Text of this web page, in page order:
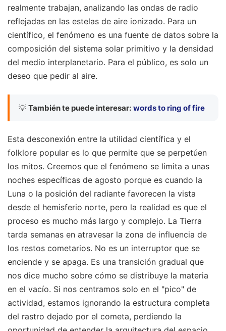
realmente trabajan, analizando las ondas de radio
reflejadas en las estelas de aire ionizado. Para un
científico, el fenómeno es una fuente de datos sobre la
composición del sistema solar primitivo y la densidad
del medio interplanetario. Para el público, es solo un
deseo que pedir al aire.
💡 También te puede interesar: words to ring of fire
Esta desconexión entre la utilidad científica y el
folklore popular es lo que permite que se perpetúen
los mitos. Creemos que el fenómeno se limita a unas
noches específicas de agosto porque es cuando la
Luna o la posición del radiante favorecen la vista
desde el hemisferio norte, pero la realidad es que el
proceso es mucho más largo y complejo. La Tierra
tarda semanas en atravesar la zona de influencia de
los restos cometarios. No es un interruptor que se
enciende y se apaga. Es una transición gradual que
nos dice mucho sobre cómo se distribuye la materia
en el vacío. Si nos centramos solo en el "pico" de
actividad, estamos ignorando la estructura completa
del rastro dejado por el cometa, perdiendo la